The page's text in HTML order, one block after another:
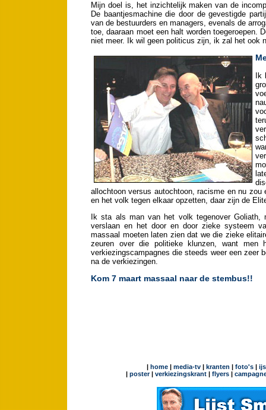
Mijn doel is, het inzichtelijk maken van de
De baantjesmachine die door de gevestigde
van de bestuurders en managers, evenals de
toe, daaraan moet een halt worden toegeroepen.
niet meer. Ik wil geen politicus zijn, ik zal het ook
allochtoon versus autochtoon, racisme en nu
en het volk tegen elkaar opzetten, daar zijn de
Ik sta als man van het volk tegenover
verslaan en het door en door zieke systeem
massaal moeten laten zien dat we die zieke
zeuren over die politieke klunzen, want
verkiezingscampagnes die steeds weer een zeer
na de verkiezingen.
Kom 7 maart massaal naar de stembus!!
| home| media-tv| kranten | foto's|
| poster| verkiezingskrant | flyers |